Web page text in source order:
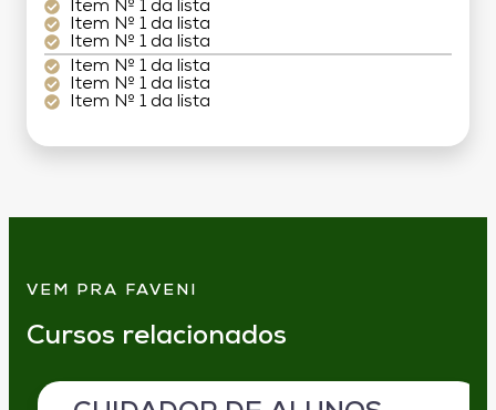
Item Nº 1 da lista
Item Nº 1 da lista
Item Nº 1 da lista
Item Nº 1 da lista
Item Nº 1 da lista
Item Nº 1 da lista
VEM PRA FAVENI
Cursos relacionados